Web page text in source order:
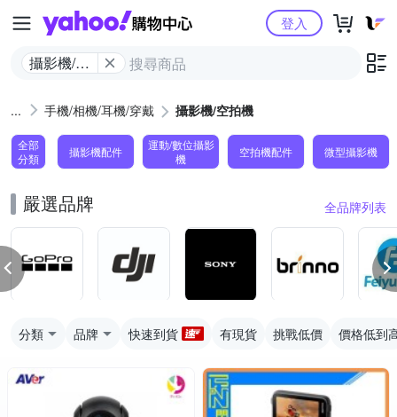
Yahoo購物中心
攝影機/空
登入
手機/相機/耳機/穿戴 攝影機/空拍機
全部
分類
攝影機配件
運動/數位攝影
機
空拍機配件 微型攝影機
嚴選品牌 全品牌列表
分類 品牌 快速到貨 有現貨 挑戰低價 價格低到